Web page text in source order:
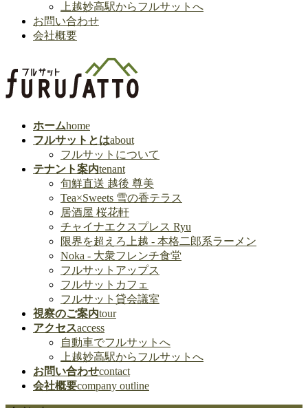
上越妙高駅からフルサットへ
お問い合わせ
会社概要
ホームhome
フルサットとはabout
フルサットについて
テナント案内tenant
旬鮮直送 越後 尊美
Tea×Sweets 雪の香テラス
居酒屋 桜花軒
チャイナエクスプレス Ryu
限界を超えろ上越 - 本格二郎系ラーメン
Noka - 大衆フレンチ食堂
フルサットアップス
フルサットカフェ
フルサット貸会議室
視察のご案内tour
アクセスaccess
自動車でフルサットへ
上越妙高駅からフルサットへ
お問い合わせcontact
会社概要company outline